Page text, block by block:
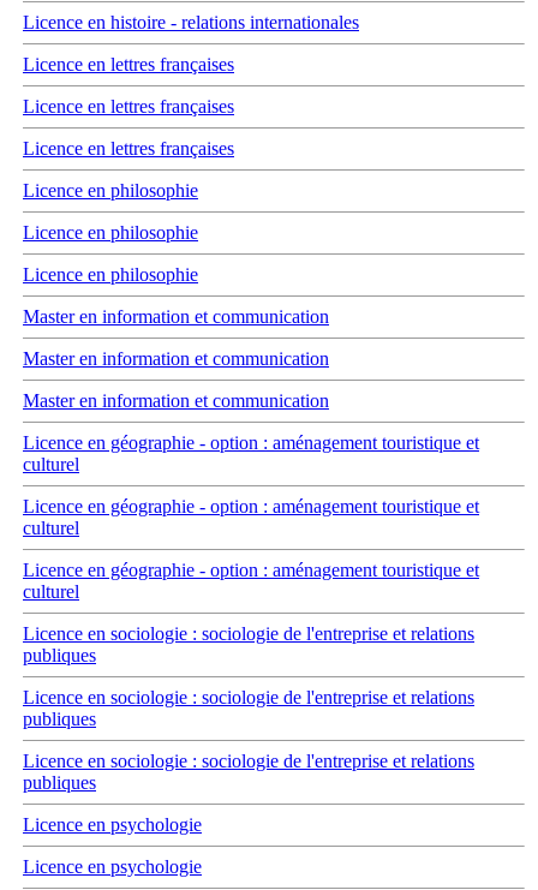
Licence en histoire - relations internationales
Licence en lettres françaises
Licence en lettres françaises
Licence en lettres françaises
Licence en philosophie
Licence en philosophie
Licence en philosophie
Master en information et communication
Master en information et communication
Master en information et communication
Licence en géographie - option : aménagement touristique et
culturel
Licence en géographie - option : aménagement touristique et
culturel
Licence en géographie - option : aménagement touristique et
culturel
Licence en sociologie : sociologie de l'entreprise et relations
publiques
Licence en sociologie : sociologie de l'entreprise et relations
publiques
Licence en sociologie : sociologie de l'entreprise et relations
publiques
Licence en psychologie
Licence en psychologie